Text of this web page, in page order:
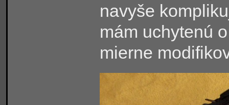
navyše
mám uchytenú
mierne